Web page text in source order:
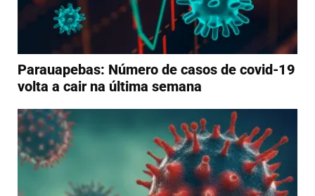
Parauapebas: Número de casos de covid-19
volta a cair na última semana